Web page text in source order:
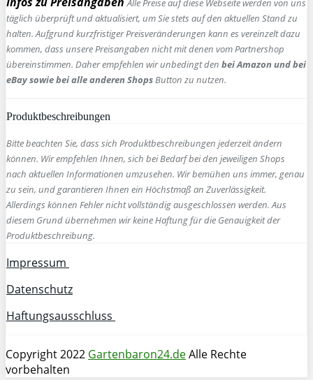
Alle Preise auf diese Webseite werden von uns
täglich überprüft und aktualisiert, um Sie stets auf den aktuellen Stand zu
halten. Aufgrund kurzfristiger Preisveränderungen kann es vereinzelt dazu
kommen, dass unsere Preisangaben nicht mit denen vom Partnershop
übereinstimmen. Daher empfehlen wir unbedingt den bei Amazon und bei
eBay sowie bei alle anderen ShopsButton zu nutzen.
Produktbeschreibungen
Bitte beachten Sie, dass sich Produktbeschreibungen jederzeit ändern
können. Wir empfehlen Ihnen, sich bei Bedarf bei den jeweiligen Shops
nach aktuellen Informationen umzusehen. Wir bemühen uns immer, genau
zu sein, und garantieren Ihnen ein Höchstmaß an Zuverlässigkeit.
Allerdings können Fehler nicht vollständig ausgeschlossen werden. Aus
diesem Grund übernehmen wir keine Haftung für die Genauigkeit der
Produktbeschreibung.
Impressum
Datenschutz
Haftungsausschluss
Copyright 2022 Gartenbaron24.deAlle Rechte
vorbehalten